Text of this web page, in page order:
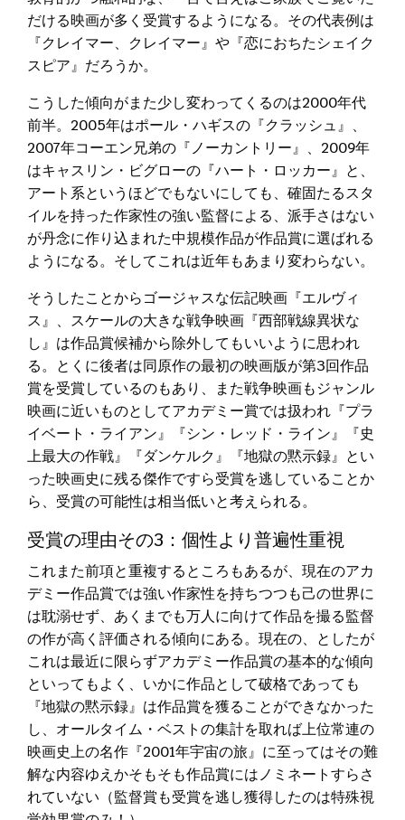
だける映画が多く受賞するようになる。その代表例は
『クレイマー、クレイマー』や『恋におちたシェイク
スピア』だろうか。
こうした傾向がまた少し変わってくるのは2000年代
前半。2005年はポール・ハギスの『クラッシュ』、
2007年コーエン兄弟の『ノーカントリー』、2009年
はキャスリン・ビグローの『ハート・ロッカー』と、
アート系というほどでもないにしても、確固たるスタ
イルを持った作家性の強い監督による、派手さはない
が丹念に作り込まれた中規模作品が作品賞に選ばれる
ようになる。そしてこれは近年もあまり変わらない。
そうしたことからゴージャスな伝記映画『エルヴィ
ス』、スケールの大きな戦争映画『西部戦線異状な
し』は作品賞候補から除外してもいいように思われ
る。とくに後者は同原作の最初の映画版が第3回作品
賞を受賞しているのもあり、また戦争映画もジャンル
映画に近いものとしてアカデミー賞では扱われ『プラ
イベート・ライアン』『シン・レッド・ライン』『史
上最大の作戦』『ダンケルク』『地獄の黙示録』とい
った映画史に残る傑作ですら受賞を逃していることか
ら、受賞の可能性は相当低いと考えられる。
受賞の理由その3：個性より普遍性重視
これまた前項と重複するところもあるが、現在のアカ
デミー作品賞では強い作家性を持ちつつも己の世界に
は耽溺せず、あくまでも万人に向けて作品を撮る監督
の作が高く評価される傾向にある。現在の、としたが
これは最近に限らずアカデミー作品賞の基本的な傾向
といってもよく、いかに作品として破格であっても
『地獄の黙示録』は作品賞を獲ることができなかった
し、オールタイム・ベストの集計を取れば上位常連の
映画史上の名作『2001年宇宙の旅』に至ってはその難
解な内容ゆえかそもそも作品賞にはノミネートすらさ
れていない（監督賞も受賞を逃し獲得したのは特殊視